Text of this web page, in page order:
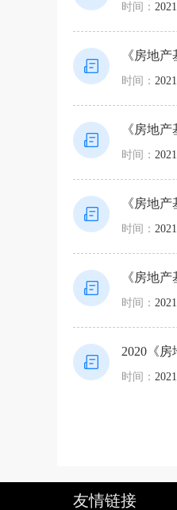
时间：
《房地
时间：
《房地
时间：
《房地
时间：
《房地
时间：
2020《
时间：
友情链接